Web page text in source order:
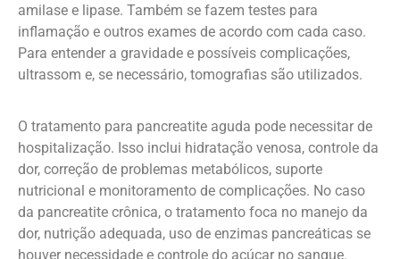
amilase e lipase. Também se fazem testes para
inflamação e outros exames de acordo com cada caso.
Para entender a gravidade e possíveis complicações,
ultrassom e, se necessário, tomografias são utilizados.
O tratamento para pancreatite aguda pode necessitar de
hospitalização. Isso inclui hidratação venosa, controle da
dor, correção de problemas metabólicos, suporte
nutricional e monitoramento de complicações. No caso
da pancreatite crônica, o tratamento foca no manejo da
dor, nutrição adequada, uso de enzimas pancreáticas se
houver necessidade e controle do açúcar no sangue.